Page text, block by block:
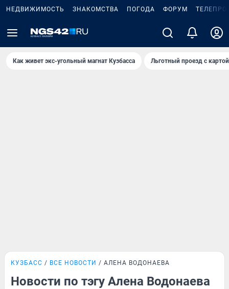
НЕДВИЖИМОСТЬ ЗНАКОМСТВА ПОГОДА ФОРУМ
Как живет экс-угольный магнат Кузбасса Льготный проезд с
КУЗБАСС ВСЕ НОВОСТИ АЛЕНА ВОДОНАЕВА
Новости по тэгу Алена Водонаева